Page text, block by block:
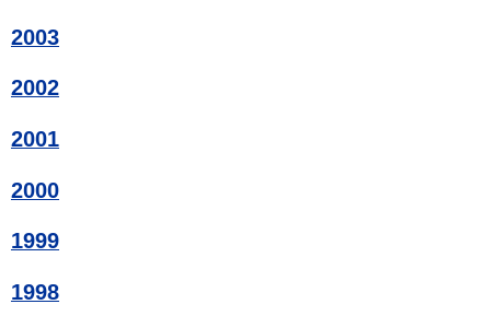
2003
2002
2001
2000
1999
1998